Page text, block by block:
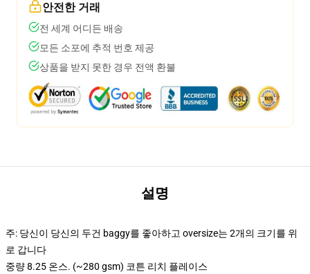
안전한 거래
전 세계 어디든 배송
모든 소포에 추적 번호 제공
상품을 받지 못한 경우 전액 환불
설명
주: 당신이 당신의 두건 baggy를 좋아하고 oversize는 2개의 크기를 위
로 갑니다
중량 8.25 온스. (~280 gsm) 코튼 리치 플레이스